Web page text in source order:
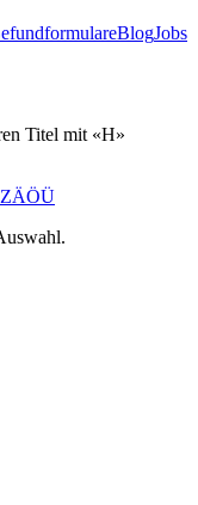
BlogJobs
Titel mit «H»
ZÄÖÜ